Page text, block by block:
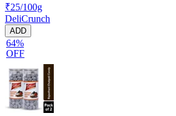
₹25/100g
DeliCrunch
ADD
64%
OFF